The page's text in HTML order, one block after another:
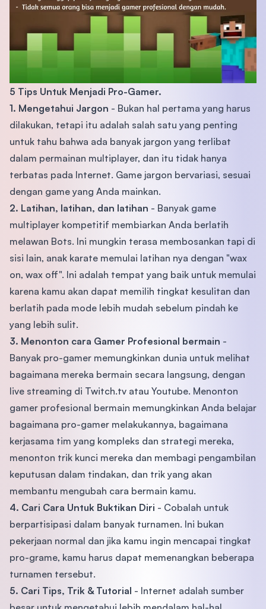
5 Tips Untuk Menjadi Pro-Gamer.
1. Mengetahui Jargon - Bukan hal pertama yang harus
dilakukan, tetapi itu adalah salah satu yang penting
untuk tahu bahwa ada banyak jargon yang terlibat
dalam permainan multiplayer, dan itu tidak hanya
terbatas pada Internet. Game jargon bervariasi, sesuai
dengan game yang Anda mainkan.
2. Latihan, latihan, dan latihan - Banyak game
multiplayer kompetitif membiarkan Anda berlatih
melawan Bots. Ini mungkin terasa membosankan tapi di
sisi lain, anak karate memulai latihan nya dengan "wax
on, wax off". Ini adalah tempat yang baik untuk memulai
karena kamu akan dapat memilih tingkat kesulitan dan
berlatih pada mode lebih mudah sebelum pindah ke
yang lebih sulit.
3. Menonton cara Gamer Profesional bermain -
Banyak pro-gamer memungkinkan dunia untuk melihat
bagaimana mereka bermain secara langsung, dengan
live streaming di Twitch.tv atau Youtube. Menonton
gamer profesional bermain memungkinkan Anda belajar
bagaimana pro-gamer melakukannya, bagaimana
kerjasama tim yang kompleks dan strategi mereka,
menonton trik kunci mereka dan membagi pengambilan
keputusan dalam tindakan, dan trik yang akan
membantu mengubah cara bermain kamu.
4. Cari Cara Untuk Buktikan Diri - Cobalah untuk
berpartisipasi dalam banyak turnamen. Ini bukan
pekerjaan normal dan jika kamu ingin mencapai tingkat
pro-grame, kamu harus dapat memenangkan beberapa
turnamen tersebut.
5. Cari Tips, Trik & Tutorial - Internet adalah sumber